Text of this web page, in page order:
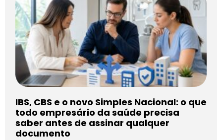
IBS, CBS e o novo Simples Nacional: o que
todo empresário da saúde precisa
saber antes de assinar qualquer
documento